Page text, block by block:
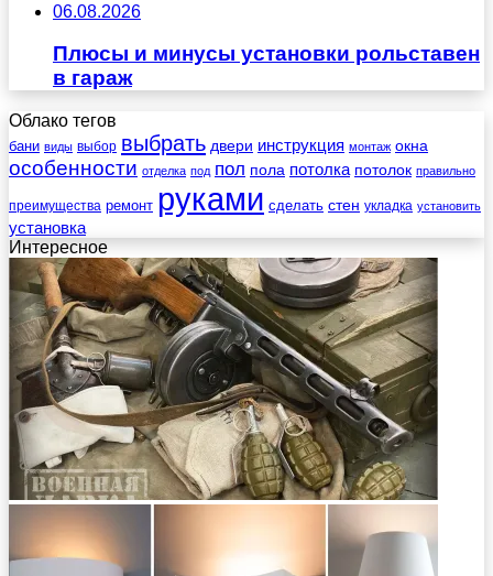
06.08.2026
Плюсы и минусы установки рольставен
в гараж
Облако тегов
бани виды выбор выбрать двери инструкция монтаж окна
особенности отделка под пол пола потолка потолок правильно
преимущества ремонт руками сделать стен укладка установить
установка
Интересное